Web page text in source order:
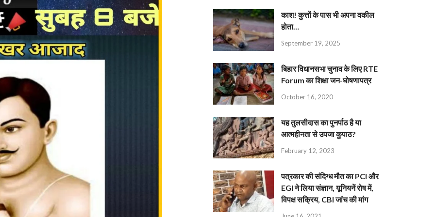
काश! कुत्तों के पास भी अपना वकील
होता…
September 19, 2025
बिहार विधानसभा चुनाव के लिए RTE
Forum का शिक्षा जन-घोषणापत्र
October 16, 2020
यह तुलसीदास का पुनर्पाठ है या
आत्महीनता से उपजा कुपाठ?
February 12, 2023
पत्रकार की संदिग्ध मौत का PCI और
EGI ने लिया संज्ञान, यूनियनें रोष में,
विपक्ष सक्रिय, CBI जांच की मांग